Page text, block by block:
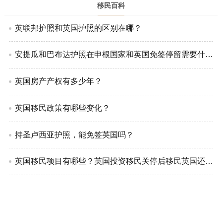
移民百科
英联邦护照和英国护照的区别在哪？
安提瓜和巴布达护照在申根国家和英国免签停留需要什么条件?
英国房产产权有多少年？
英国移民政策有哪些变化？
持圣卢西亚护照，能免签英国吗？
英国移民项目有哪些？英国投资移民关停后移民英国还有哪些方法？